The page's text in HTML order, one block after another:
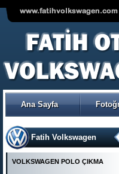
Ana Sayfa
Fatih Volkswagen
VOLKSWAGEN POLO ÇIKMA
VOLKSWAGEN POLO
ORJİNAL TRW-KOYO
POMPASI
Ürün Kodu : Seat çıkma parça, seat
çıkma, seat parça, seat yedek parça,
seat çıkma orjinal parça, seat çıkma
yedekleri, ankara seat parça, fatih
fatih seat parçaları,